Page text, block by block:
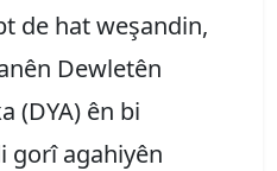
de hat weşandin,
Dewletên
(DYA) ên bi
gorî agahiyên